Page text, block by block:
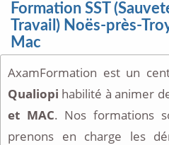
Formation SST
Travail) Noës-près-
Mac
AxamFormation est un
Qualiopi habilité à animer
et MAC. Nos formations
prenons en charge les